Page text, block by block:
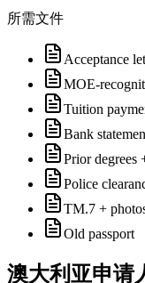
所需文件
Acceptance
MOE-
Tuition
Bank
Prior degrees
Police
TM.7 +
Old passport
澳大利亚申请